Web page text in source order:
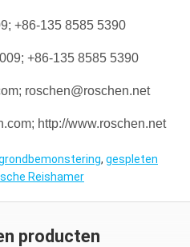
+86-135 8585 5390
+86-135 8585 5390
roschen@roschen.net
http://www.roschen.net
, gespleten
Reishamer
producten